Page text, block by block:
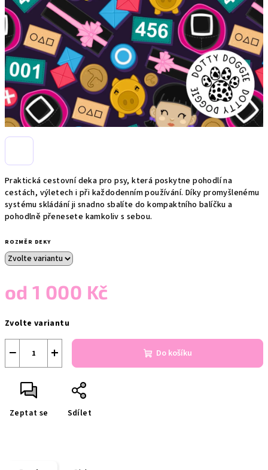
Praktická cestovní deka pro psy, která poskytne pohodlí na
cestách, výletech i při každodenním používání. Díky promyšlenému
systému skládání ji snadno sbalíte do kompaktního balíčku a
pohodlně přenesete kamkoliv s sebou.
ROZMĚR DEKY
od1 000 Kč
cena:
Zvolte variantu
+
− Do košíku
Zeptat se Sdílet